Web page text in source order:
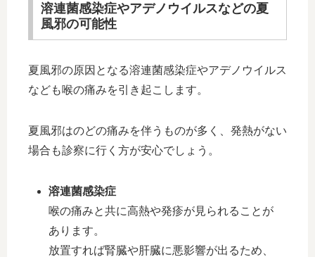
溶連菌感染症やアデノウイルスなどの夏
風邪の可能性
夏風邪の原因となる溶連菌感染症やアデノウイルス
なども喉の痛みを引き起こします。
夏風邪はのどの痛みを伴うものが多く、発熱がない
場合も診察に行く方が安心でしょう。
溶連菌感染症
喉の痛みと共に高熱や発疹が見られることが
あります。
放置すれば腎臓や肝臓に悪影響が出るため、